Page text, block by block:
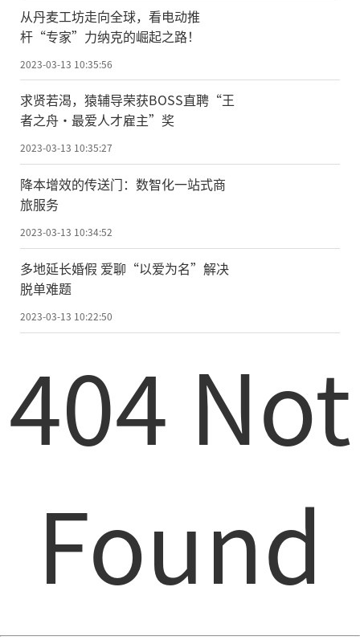
从丹麦工坊走向全球，看电动推
杆“专家”力纳克的崛起之路！
2023-03-13 10:35:56
求贤若渴，猿辅导荣获BOSS直聘“王
者之舟·最爱人才雇主”奖
2023-03-13 10:35:27
降本增效的传送门：数智化一站式商
旅服务
2023-03-13 10:34:52
多地延长婚假 爱聊“以爱为名”解决
脱单难题
2023-03-13 10:22:50
404 Not
Found